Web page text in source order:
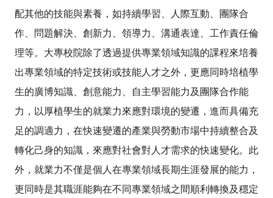
配其他的技能與素養，如持續學習、人際互動、團隊合
作、問題解決、創新力、領導力、溝通表達、工作責任倫
理等。大專校院除了透過提供專業領域知識的課程來培養
出專業領域的特定技術或技能人才之外，更應同時培植學
生的廣博知識、創意能力、自主學習能力及團隊合作能
力，以厚植學生的就業力來應對環境的變遷，進而具備充
足的調適力，在快速變遷的產業與勞動市場中持續整合及
轉化己身的知識，來應對社會對人才需求的快速變化。此
外，就業力不僅是個人在專業領域長期生涯發展的能力，
更同時是其職涯能夠在不同專業領域之間順利轉換及穩定